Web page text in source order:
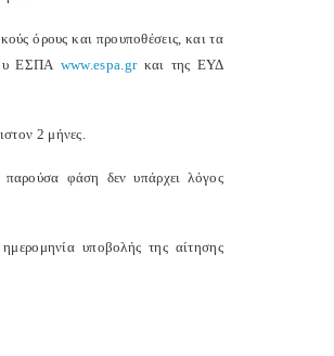
όρους και προυποθέσεις, και τα
ΕΣΠΑ www.espa.grκαι της ΕΥΔ
2 μήνες.
φάση δεν υπάρχει λόγος
υποβολής της αίτησης